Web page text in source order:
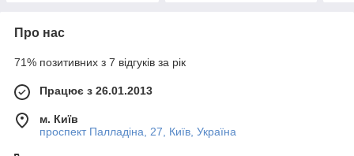
Про нас
71% позитивних з 7 відгуків за рік
Працює з 26.01.2013
м. Київ
проспект Палладіна, 27, Київ, Україна